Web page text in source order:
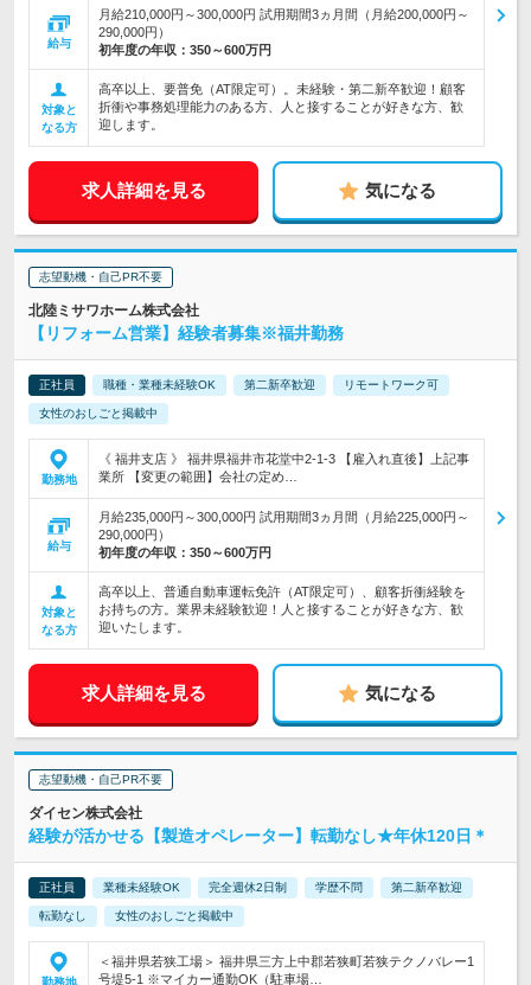
給与
月給210,000円～300,000円 試用期間3ヵ月間（月給200,000円～
290,000円）
初年度の年収： 350～600万円
対象と
なる方
高卒以上、要普免（AT限定可）。未経験・第二新卒歓迎！顧客
折衝や事務処理能力のある方、人と接することが好きな方、歓
迎します。
求人詳細を見る 気になる
志望動機・自己PR不要
北陸ミサワホーム株式会社
【リフォーム営業】経験者募集※福井勤務
正社員 職種・業種未経験OK 第二新卒歓迎 リモートワーク可
女性のおしごと掲載中
勤務地
《 福井支店 》 福井県福井市花堂中2-1-3 【雇入れ直後】上記事
業所 【変更の範囲】会社の定め…
給与
月給235,000円～300,000円 試用期間3ヵ月間（月給225,000円～
290,000円）
初年度の年収： 350～600万円
対象と
なる方
高卒以上、普通自動車運転免許（AT限定可）、顧客折衝経験を
お持ちの方。業界未経験歓迎！人と接することが好きな方、歓
迎いたします。
求人詳細を見る 気になる
志望動機・自己PR不要
ダイセン株式会社
経験が活かせる【製造オペレーター】転勤なし★年休120日＊
正社員 業種未経験OK 完全週休2日制 学歴不問 第二新卒歓迎
転勤なし 女性のおしごと掲載中
勤務地
＜福井県若狭工場＞ 福井県三方上中郡若狭町若狭テクノバレー1
号堤5-1 ※マイカー通勤OK（駐車場…